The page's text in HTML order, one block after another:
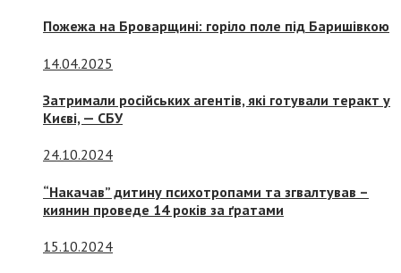
Пожежа на Броварщині: горіло поле під Баришівкою
14.04.2025
Затримали російських агентів, які готували теракт у
Києві, — СБУ
24.10.2024
“Накачав” дитину психотропами та згвалтував –
киянин проведе 14 років за ґратами
15.10.2024